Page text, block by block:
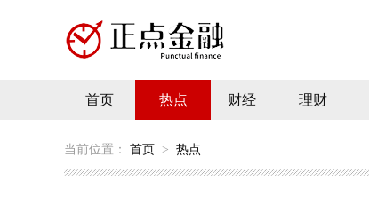
首页 热点 财经 理财
当前位置： 首页 > 热点